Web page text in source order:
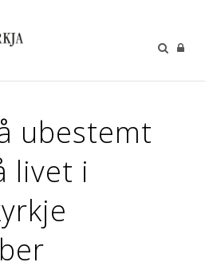
ubestemt
livet i